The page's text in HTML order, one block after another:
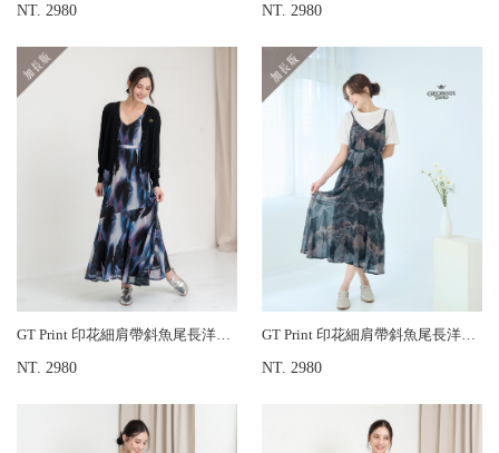
NT. 2980 NT. 2980
GT Print 印花細肩帶斜魚尾長洋裝-加長版
NT. 2980
GT Print 印花細肩帶斜魚尾長洋裝-加長版
NT. 2980